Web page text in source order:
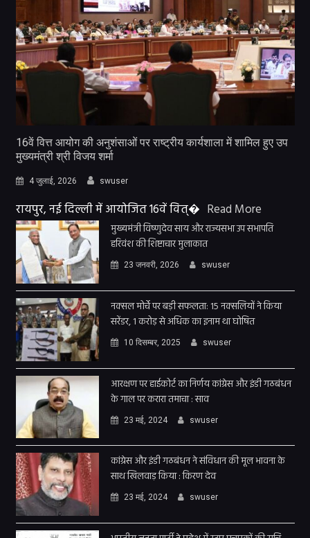
16वें वित्त आयोग की अनुशंसाओं पर राष्ट्रीय कार्यशाला में शामिल हुए उप
मुख्यमंत्री श्री विजय शर्मा
4 जुलाई, 2026 swuser
रायपुर, नई दिल्ली में आयोजित 16वें वित्� Read More
मुख्यमंत्री विष्णुदेव साय और राज्यसभा उप सभापति
हरिवंश की शिष्टाचार मुलाकात
23 जनवरी, 2026 swuser
नक्सल मोर्चे पर बड़ी सफलता: 15 नक्सलियों ने किया
सरेंडर, 1 करोड़ से अधिक का इनाम था घोषित
10 दिसम्बर, 2025 swuser
आरक्षण पर हाईकोर्ट का निर्णय कांग्रेस और इंडी गठबंधन
के गाल पर करारा तमाचा : साव
23 मई, 2024 swuser
कांग्रेस और इंडी गठबंधन ने संविधान की मूल भावना के
साथ खिलवाड़ किया : किरण देव
23 मई, 2024 swuser